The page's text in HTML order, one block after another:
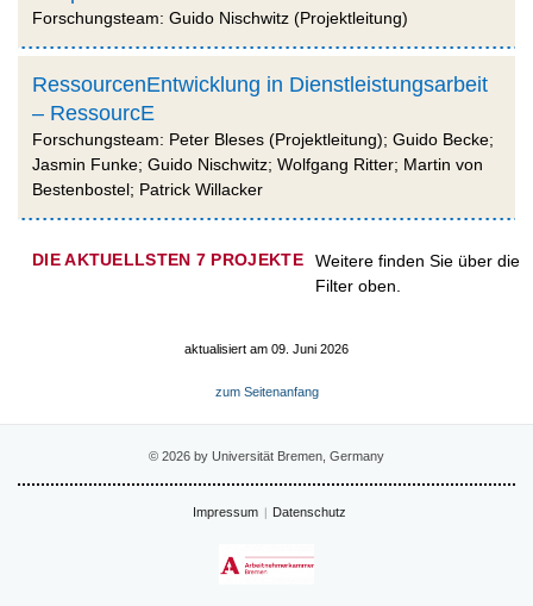
Forschungsteam: Guido Nischwitz (Projektleitung)
RessourcenEntwicklung in Dienstleistungsarbeit
– RessourcE
Forschungsteam: Peter Bleses (Projektleitung); Guido Becke;
Jasmin Funke; Guido Nischwitz; Wolfgang Ritter; Martin von
Bestenbostel; Patrick Willacker
DIE AKTUELLSTEN 7 PROJEKTE
Weitere finden Sie über die
Filter oben.
aktualisiert am 09. Juni 2026
zum Seitenanfang
© 2026 by Universität Bremen, Germany
Impressum Datenschutz